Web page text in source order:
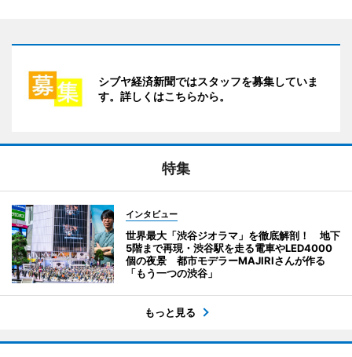
シブヤ経済新聞ではスタッフを募集していま
す。詳しくはこちらから。
特集
インタビュー
世界最大「渋谷ジオラマ」を徹底解剖！ 地下
5階まで再現・渋谷駅を走る電車やLED4000
個の夜景 都市モデラーMAJIRIさんが作る
「もう一つの渋谷」
もっと見る